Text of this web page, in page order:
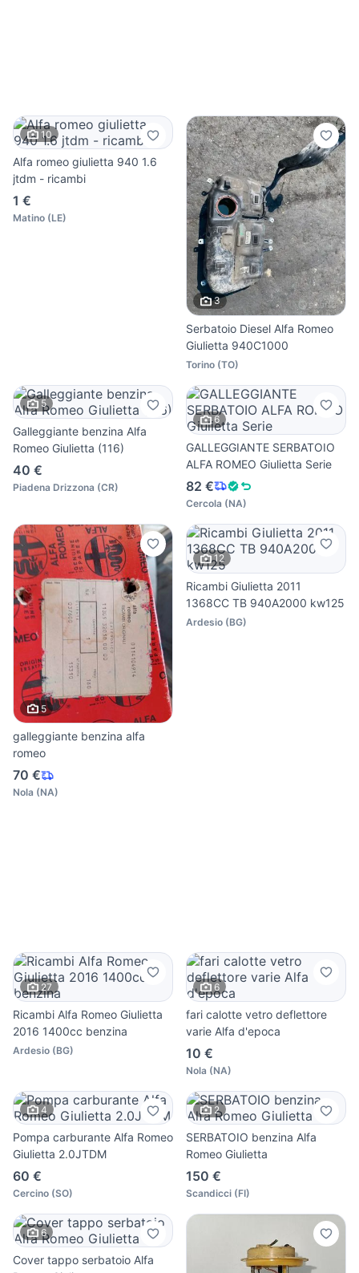
10
Alfa romeo giulietta 940 1.6
jtdm - ricambi
1 €
Matino (LE)
3
Serbatoio Diesel Alfa Romeo
Giulietta 940C1000
Torino (TO)
5
Galleggiante benzina Alfa
Romeo Giulietta (116)
40 €
Piadena Drizzona (CR)
6
GALLEGGIANTE SERBATOIO
ALFA ROMEO Giulietta Serie
82 €
Cercola (NA)
5
galleggiante benzina alfa
romeo
70 €
Nola (NA)
12
Ricambi Giulietta 2011
1368CC TB 940A2000 kw125
Ardesio (BG)
27
Ricambi Alfa Romeo Giulietta
2016 1400cc benzina
Ardesio (BG)
6
fari calotte vetro deflettore
varie Alfa d'epoca
10 €
Nola (NA)
4
Pompa carburante Alfa Romeo
Giulietta 2.0JTDM
60 €
Cercino (SO)
2
SERBATOIO benzina Alfa
Romeo Giulietta
150 €
Scandicci (FI)
6
Cover tappo serbatoio Alfa